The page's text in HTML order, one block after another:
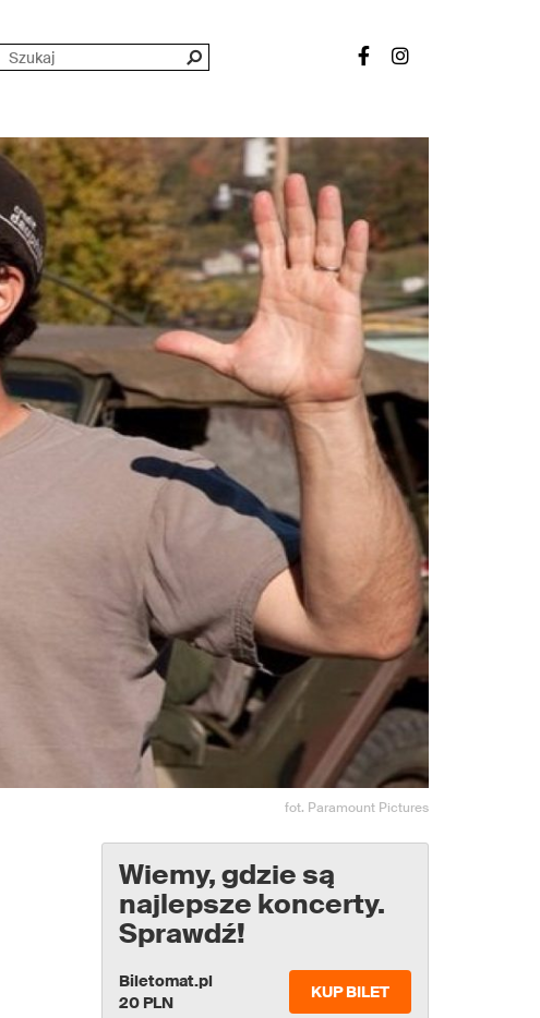
fot. Paramount Pictures
Wiemy, gdzie są
najlepsze koncerty.
Sprawdź!
Biletomat.pl
20 PLN
KUP BILET